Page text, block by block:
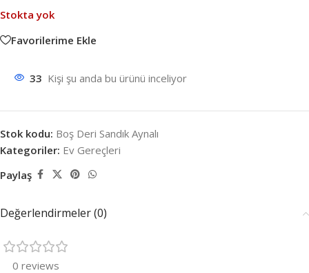
Stokta yok
Favorilerime Ekle
33 Kişi şu anda bu ürünü inceliyor
Stok kodu: Boş Deri Sandık Aynalı
Kategoriler: Ev Gereçleri
Paylaş
Değerlendirmeler (0)
0 reviews